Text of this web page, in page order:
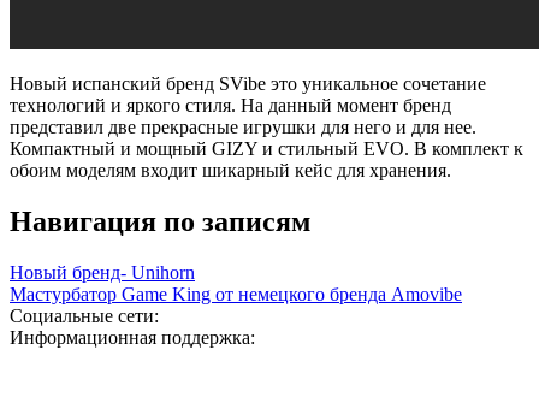
Новый испанский бренд SVibe это уникальное сочетание
технологий и яркого стиля. На данный момент бренд
представил две прекрасные игрушки для него и для нее.
Компактный и мощный GIZY и стильный EVO. В комплект к
обоим моделям входит шикарный кейс для хранения.
Навигация по записям
Новый бренд- Unihorn
Мастурбатор Game King от немецкого бренда Amovibe
Социальные сети:
Информационная поддержка: